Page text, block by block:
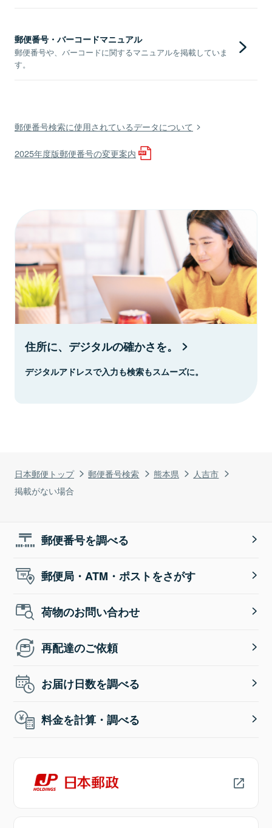
日本郵便トップ 郵便番号検索 熊本県
人吉市
掲載がない場合
郵便番号・バーコードマニュアル
郵便番号や、バーコードに関するマニュアルを掲載していま
す。
郵便番号検索に使用されているデータについて
2025年度版郵便番号の変更案内
住所に、デジタルの確かさを。
デジタルアドレスで入力も検索もスムーズに。
郵便番号を調べる
郵便局・ATM・ポストをさがす
荷物のお問い合わせ
再配達のご依頼
お届け日数を調べる
料金を計算・調べる